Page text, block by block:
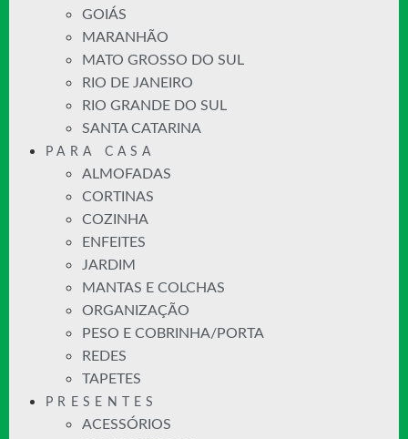
GOIÁS
MARANHÃO
MATO GROSSO DO SUL
RIO DE JANEIRO
RIO GRANDE DO SUL
SANTA CATARINA
PARA CASA
ALMOFADAS
CORTINAS
COZINHA
ENFEITES
JARDIM
MANTAS E COLCHAS
ORGANIZAÇÃO
PESO E COBRINHA/PORTA
REDES
TAPETES
PRESENTES
ACESSÓRIOS